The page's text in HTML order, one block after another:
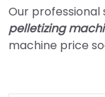
Our professional
pelletizing
machine price